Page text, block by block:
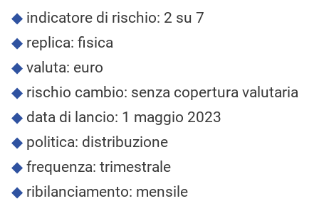
indicatore di rischio: 2 su 7
replica: fisica
valuta: euro
rischio cambio: senza copertura valutaria
data di lancio: 1 maggio 2023
politica: distribuzione
frequenza: trimestrale
ribilanciamento: mensile